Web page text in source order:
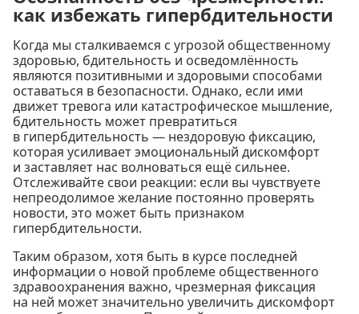
как избежать гипербдительности
Когда мы сталкиваемся с угрозой общественному
здоровью, бдительность и осведомлённость
являются позитивными и здоровыми способами
оставаться в безопасности. Однако, если ими
движет тревога или катастрофическое мышление,
бдительность может превратиться
в гипербдительность — нездоровую фиксацию,
которая усиливает эмоциональный дискомфорт
и заставляет нас волноваться ещё сильнее.
Отслеживайте свои реакции: если вы чувствуете
непреодолимое желание постоянно проверять
новости, это может быть признаком
гипербдительности.
Таким образом, хотя быть в курсе последней
информации о новой проблеме общественного
здравоохранения важно, чрезмерная фиксация
на ней может значительно увеличить дискомфорт